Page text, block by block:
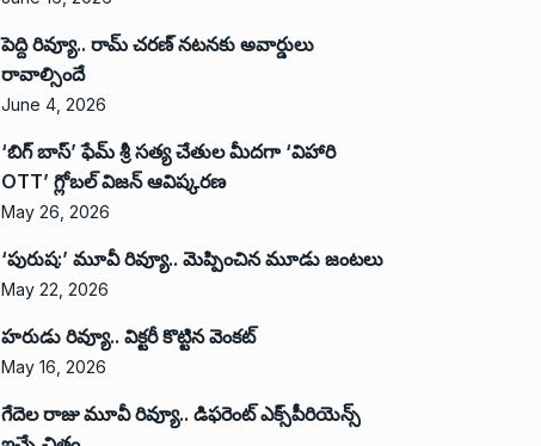
పెద్ది రివ్యూ.. రామ్ చరణ్ నటనకు అవార్డులు
రావాల్సిందే
June 4, 2026
‘బిగ్ బాస్’ ఫేమ్ శ్రీ సత్య చేతుల మీదగా ‘విహారి
OTT’ గ్లోబల్ విజన్ ఆవిష్కరణ
May 26, 2026
‘పురుష:’ మూవీ రివ్యూ.. మెప్పించిన మూడు జంటలు
May 22, 2026
హరుడు రివ్యూ.. విక్టరీ కొట్టిన వెంకట్
May 16, 2026
గేదెల రాజు మూవీ రివ్యూ.. డిఫరెంట్ ఎక్స్‌పీరియెన్స్